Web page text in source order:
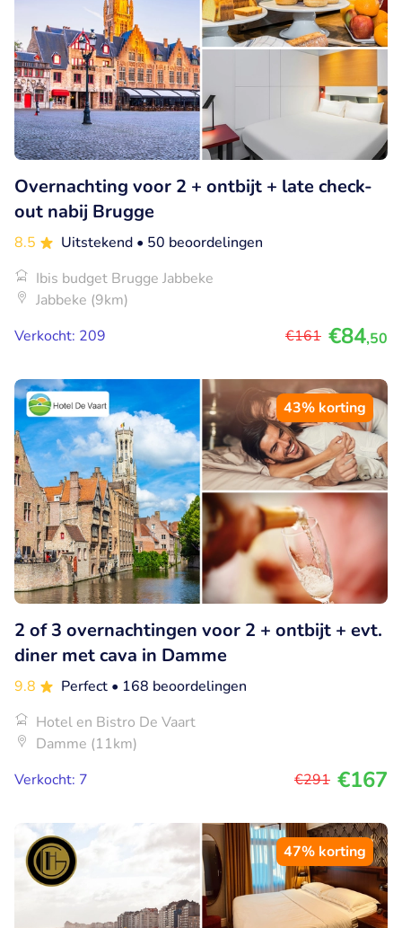
Overnachting voor 2 + ontbijt + late check-
out nabij Brugge
8.5 Uitstekend • 50 beoordelingen
Ibis budget Brugge Jabbeke
Jabbeke (9km)
Verkocht: 209
€161 €84,50
43% korting
2 of 3 overnachtingen voor 2 + ontbijt + evt.
diner met cava in Damme
9.8 Perfect • 168 beoordelingen
Hotel en Bistro De Vaart
Damme (11km)
Verkocht: 7
€291 €167
47% korting